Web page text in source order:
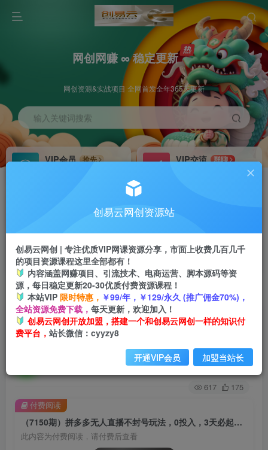
网创网赚 ∞ 稳定更新
网创资源&实战项目 全网首发全年365天更新
输入关键词搜索
VIP会员
抢先
VIP交流
群聊
研究探讨更多创业项目路子。
会员专属推广链接
挂机 项目
脚本卡密
APP下载
GO
首页 创业课程 会员专属 正文
（7150期）拼多多无人直播不封号玩法，0投入，
3天必起，日入1000+
关注
617 175
（7150期）拼多多无人直播不封号玩法，0投入，3天必起，日入1000+
此内容为付费阅读，请付费后查看
付费阅读
创易云网创资源站
创易云网创 | 专注优质VIP网课资源分享，市面上收费几百几千
的项目资源课程这里全部都有！
内容涵盖网赚项目、引流技术、电商运营、脚本源码等资
源，每日稳定更新20-30优质付费资源课程！
本站VIP 限时特惠， ￥99/年，￥129/永久 (推广佣金70%)，
全站资源免费下载， 每天更新，欢迎加入！
创易云网创开放加盟，搭建一个和创易云网创一样的知识付
费平台， 站长微信：cyyzy8
开通VIP会员 加盟当站长